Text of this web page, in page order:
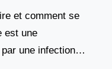
et comment se
est une
une infection